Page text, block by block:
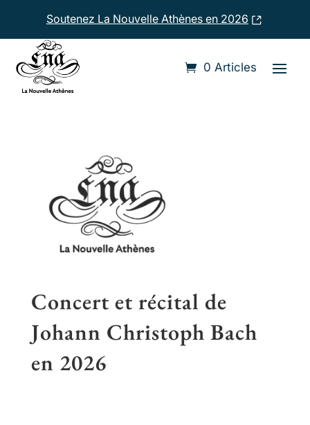
Soutenez La Nouvelle Athènes en 2026
0 Articles
Accueil
Johann Christoph Bach
Concert et récital de
Johann Christoph Bach
en 2026